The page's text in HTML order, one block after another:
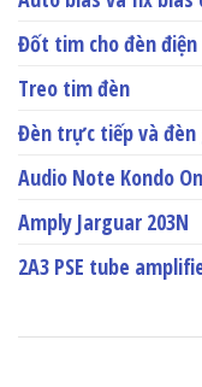
Đốt tim cho đèn
Treo tim đèn
Đèn trực tiếp và
Audio Note Kondo
Amply Jarguar 203N
2A3 PSE tube